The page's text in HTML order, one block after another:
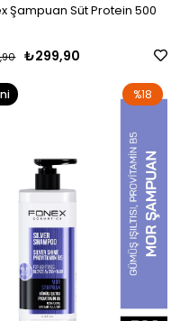
Şampuan Süt Protein 500
₺299,90
%18